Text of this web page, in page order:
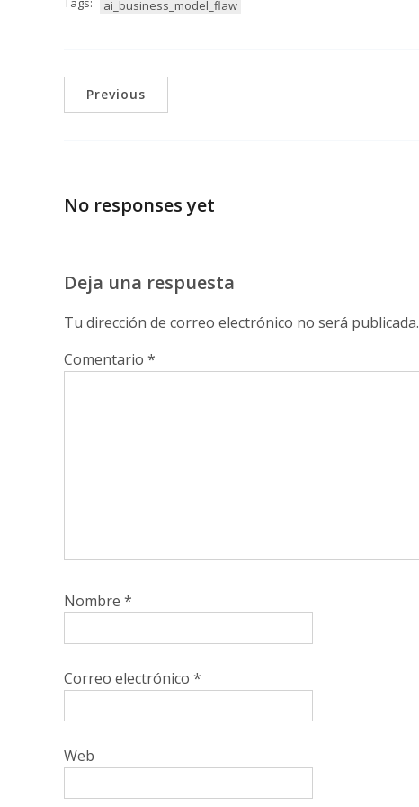
ai_business_model_flaw
Previous
No responses yet
Deja una respuesta
Tu dirección de correo electrónico no será publicada.
Comentario *
Nombre *
Correo electrónico *
Web